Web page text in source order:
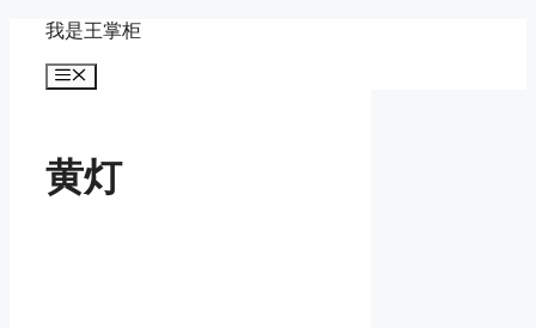
content
我是王掌柜
Menu
黄灯